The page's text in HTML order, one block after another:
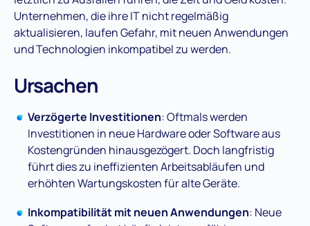
Unternehmen, die ihre IT nicht regelmäßig
aktualisieren, laufen Gefahr, mit neuen Anwendungen
und Technologien inkompatibel zu werden​.
Ursachen
Verzögerte Investitionen: Oftmals werden
Investitionen in neue Hardware oder Software aus
Kostengründen hinausgezögert. Doch langfristig
führt dies zu ineffizienten Arbeitsabläufen und
erhöhten Wartungskosten für alte Geräte​.
Inkompatibilität mit neuen Anwendungen: Neue